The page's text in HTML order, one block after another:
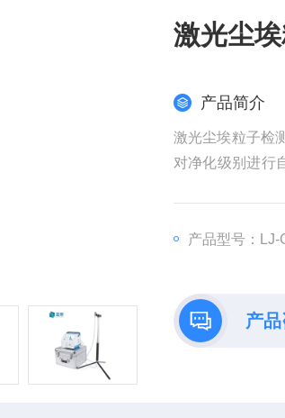
激光尘
产品简介
激光尘埃粒子检
对净化级别进行
产品型号：LJ-
产